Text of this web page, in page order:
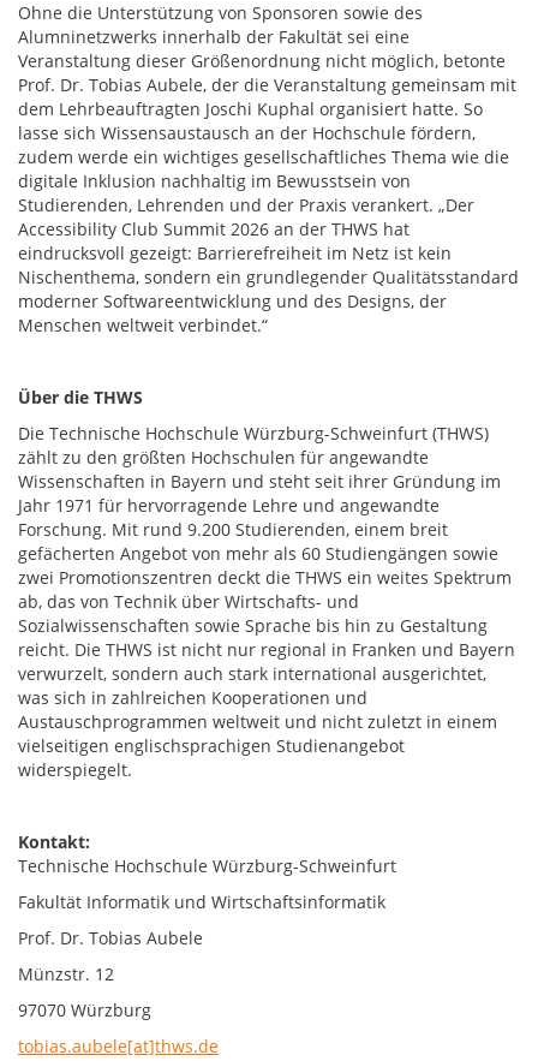
Ohne die Unterstützung von Sponsoren sowie des
Alumninetzwerks innerhalb der Fakultät sei eine
Veranstaltung dieser Größenordnung nicht möglich, betonte
Prof. Dr. Tobias Aubele, der die Veranstaltung gemeinsam mit
dem Lehrbeauftragten Joschi Kuphal organisiert hatte. So
lasse sich Wissensaustausch an der Hochschule fördern,
zudem werde ein wichtiges gesellschaftliches Thema wie die
digitale Inklusion nachhaltig im Bewusstsein von
Studierenden, Lehrenden und der Praxis verankert. „Der
Accessibility Club Summit 2026 an der THWS hat
eindrucksvoll gezeigt: Barrierefreiheit im Netz ist kein
Nischenthema, sondern ein grundlegender Qualitätsstandard
moderner Softwareentwicklung und des Designs, der
Menschen weltweit verbindet.“
Über die THWS
Die Technische Hochschule Würzburg-Schweinfurt (THWS)
zählt zu den größten Hochschulen für angewandte
Wissenschaften in Bayern und steht seit ihrer Gründung im
Jahr 1971 für hervorragende Lehre und angewandte
Forschung. Mit rund 9.200 Studierenden, einem breit
gefächerten Angebot von mehr als 60 Studiengängen sowie
zwei Promotionszentren deckt die THWS ein weites Spektrum
ab, das von Technik über Wirtschafts- und
Sozialwissenschaften sowie Sprache bis hin zu Gestaltung
reicht. Die THWS ist nicht nur regional in Franken und Bayern
verwurzelt, sondern auch stark international ausgerichtet,
was sich in zahlreichen Kooperationen und
Austauschprogrammen weltweit und nicht zuletzt in einem
vielseitigen englischsprachigen Studienangebot
widerspiegelt.
Kontakt:
Technische Hochschule Würzburg-Schweinfurt
Fakultät Informatik und Wirtschaftsinformatik
Prof. Dr. Tobias Aubele
Münzstr. 12
97070 Würzburg
tobias.aubele[at]thws.de